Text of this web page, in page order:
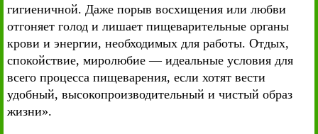
гигиеничной. Даже порыв восхищения или любви
отгоняет голод и лишает пищеварительные органы
крови и энергии, необходимых для работы. Отдых,
спокойствие, миролюбие — идеальные условия для
всего процесса пищеварения, если хотят вести
удобный, высокопроизводительный и чистый образ
жизни».